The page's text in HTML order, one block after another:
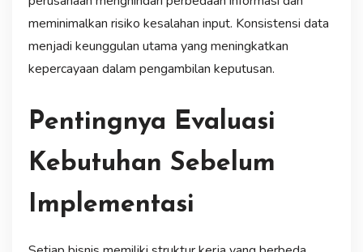
meminimalkan risiko kesalahan input. Konsistensi data
menjadi keunggulan utama yang meningkatkan
kepercayaan dalam pengambilan keputusan.
Pentingnya Evaluasi
Kebutuhan Sebelum
Implementasi